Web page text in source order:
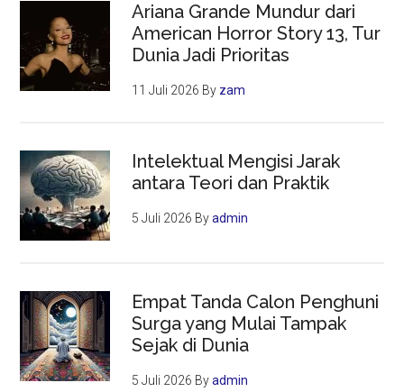
Ariana Grande Mundur dari
American Horror Story 13, Tur
Dunia Jadi Prioritas
11 Juli 2026 By zam
Intelektual Mengisi Jarak
antara Teori dan Praktik
5 Juli 2026 Byadmin
Empat Tanda Calon Penghuni
Surga yang Mulai Tampak
Sejak di Dunia
5 Juli 2026 Byadmin